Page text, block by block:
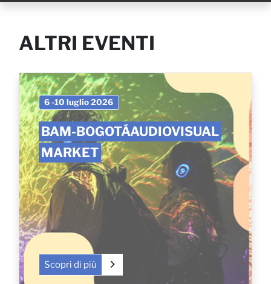
ALTRI EVENTI
6 -10 luglio 2026
BAM-BOGOTÁAUDIOVISUAL
MARKET
Scopri di più